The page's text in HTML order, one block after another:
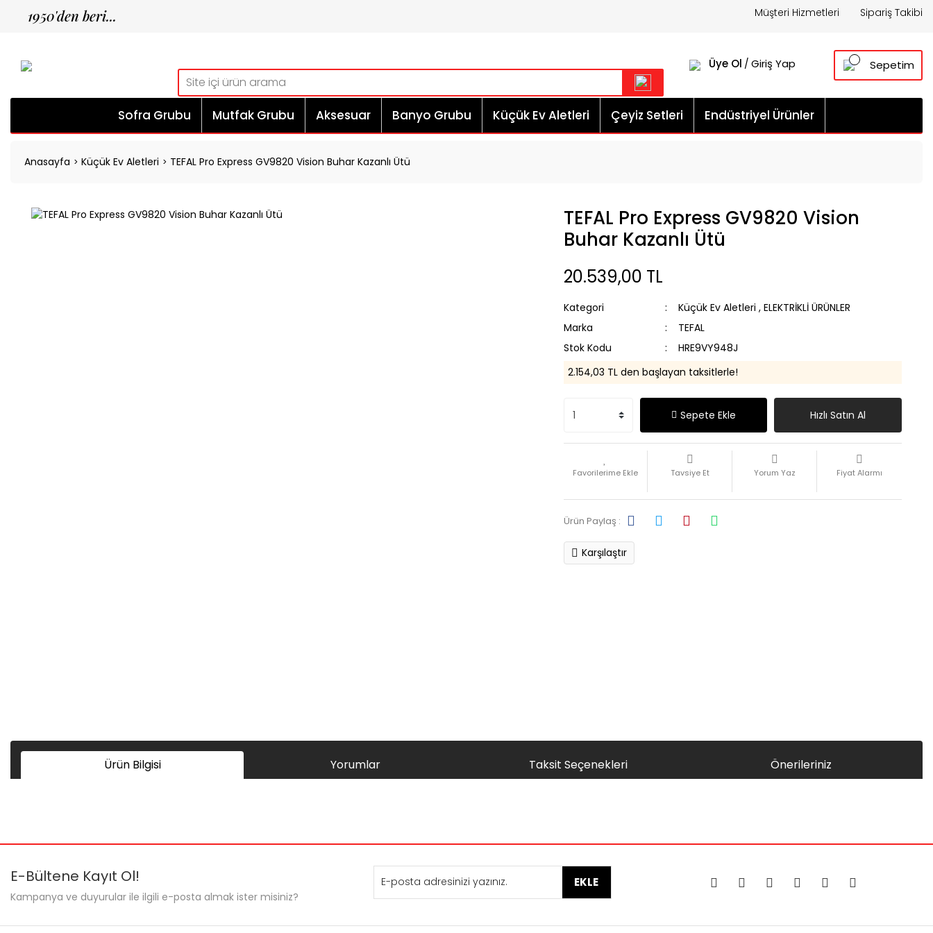
1950'den beri... Müşteri Hizmetleri Sipariş Takibi
Üye Ol / Giriş Yap Sepetim
Sofra Grubu Mutfak Grubu Aksesuar Banyo Grubu Küçük Ev Aletleri Çeyiz Setleri Endüstriyel Ürünler
Anasayfa Küçük Ev Aletleri TEFAL Pro Express GV9820 Vision Buhar Kazanlı Ütü
TEFAL Pro Express GV9820 Vision
Buhar Kazanlı Ütü
20.539,00 TL
Kategori Küçük Ev Aletleri , ELEKTRİKLİ ÜRÜNLER
Marka
TEFAL
Stok Kodu
HRE9VY948J
2.154,03 TL den başlayan taksitlerle!
Sepete Ekle Hızlı Satın Al
Tavsiye Et Yorum Yaz Fiyat Alarmı
Ürün Paylaş :
Karşılaştır
Ürün Bilgisi Yorumlar Taksit Seçenekleri Önerileriniz
Yorum Yaz
Ürün açıklamasında eksik bilgiler bulunuyor.
Ürün bilgilerinde hatalar bulunuyor.
Ürün fiyatı diğer sitelerden daha pahalı.
E-Bültene Kayıt Ol!
Kampanya ve duyurular ile ilgili e-posta almak ister misiniz?
EKLE